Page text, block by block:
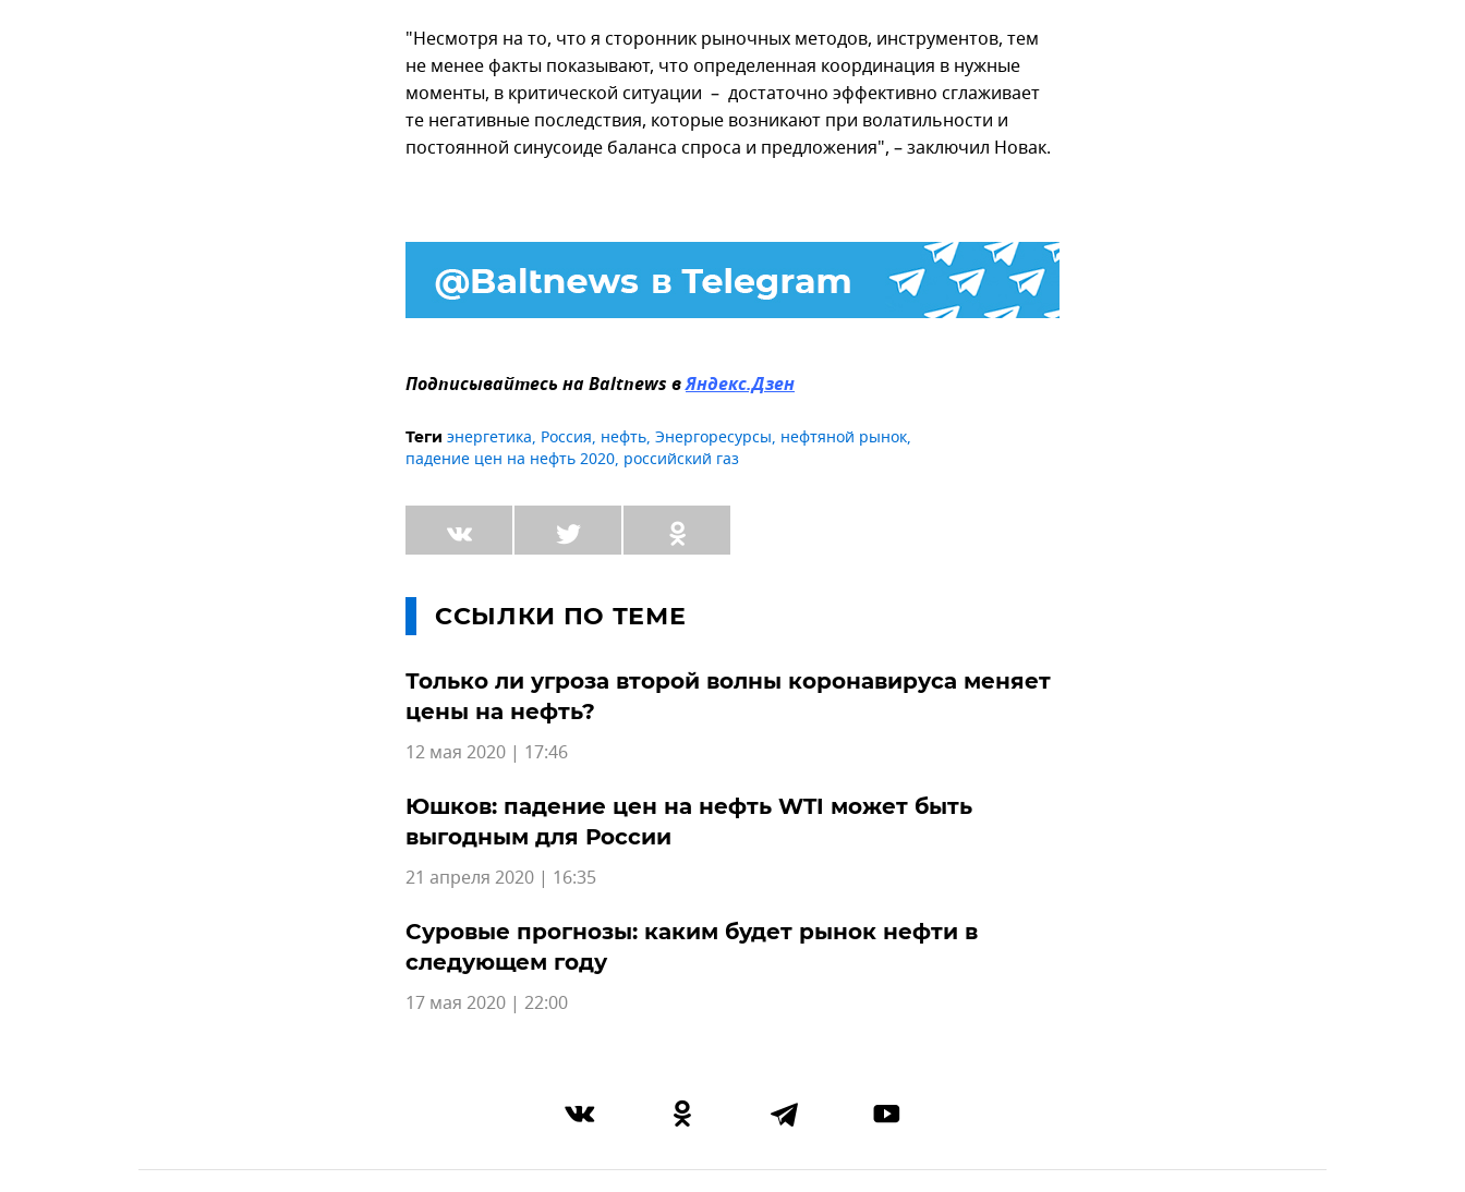
"Несмотря на то, что я сторонник рыночных методов, инструментов, тем
не менее факты показывают, что определенная координация в нужные
моменты, в критической ситуации – достаточно эффективно сглаживает
те негативные последствия, которые возникают при волатильности и
постоянной синусоиде баланса спроса и предложения", – заключил Новак.
Подписывайтесь на Baltnews вЯндекс.Дзен
Теги энергетика, Россия, нефть, Энергоресурсы, нефтяной рынок,
падение цен на нефть 2020, российский газ
ССЫЛКИ ПО ТЕМЕ
Только ли угроза второй волны коронавируса меняет
цены на нефть?
12 мая 2020 | 17:46
Юшков: падение цен на нефть WTI может быть
выгодным для России
21 апреля 2020 | 16:35
Суровые прогнозы: каким будет рынок нефти в
следующем году
17 мая 2020 | 22:00